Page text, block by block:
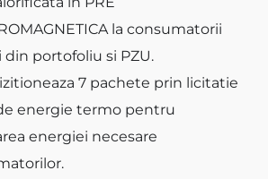
la consumatorii
din portofoliu si PZU.
7 pachete prin licitatie
energie termo pentru
energiei necesare